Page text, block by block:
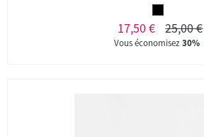
17,50 € 25,00 €
Vous économisez30%